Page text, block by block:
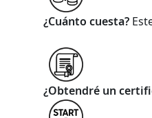
¿Cuánto cuesta?
¿Obtendré un